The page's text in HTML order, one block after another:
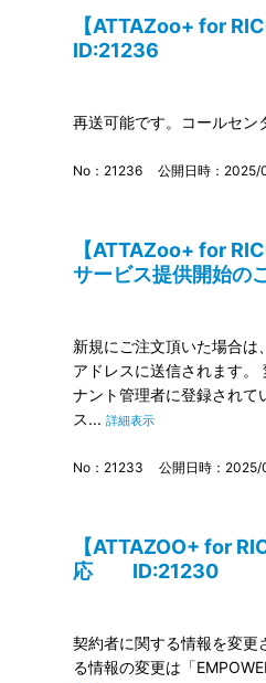
【ATTAZoo+ for
ID:21236
再送可能です。コールセン
No：21236 公開日時：2025/
【ATTAZoo+ for
サービス提供開始
新規にご注文頂いた場合
アドレスに送信されます。
ナント管理者に登録されて
ス... 詳細表示
No：21233 公開日時：
【ATTAZOO+ for
応 ID:21230
契約者に関する情報を変更
る情報の変更は「